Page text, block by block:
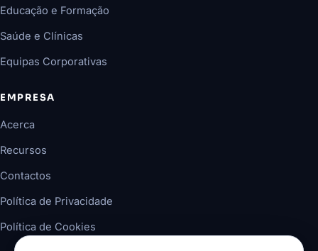
Educação e Formação
Saúde e Clínicas
Equipas Corporativas
EMPRESA
Acerca
Recursos
Contactos
Política de Privacidade
Política de Cookies